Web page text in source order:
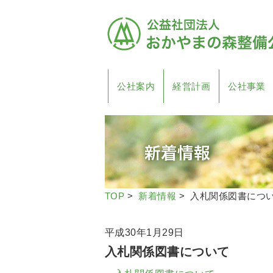
公社案内 経営計画 公社事業
TOP > 新着情報 > 入札関係図書につ
平成30年1月29日
入札関係図書について